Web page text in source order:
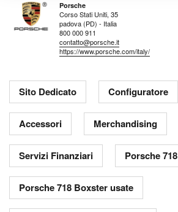
Porsche
Corso Stati Uniti, 35
padova (PD) - Italia
800 000 911
contatto@porsche.it
https://www.porsche.com/italy/
Sito Dedicato Configuratore
Accessori Merchandising
Servizi Finanziari Porsche
Porsche 718 Boxster usate